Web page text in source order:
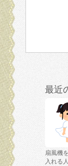
最近
扇風機
入れる